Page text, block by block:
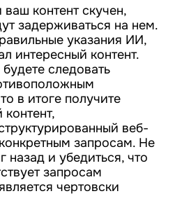
контент скучен,
задерживаться на нем.
указания ИИ,
интересный контент.
следовать
в итоге получите
веб-
запросам. Не
назад и убедиться, что
запросам
чертовски